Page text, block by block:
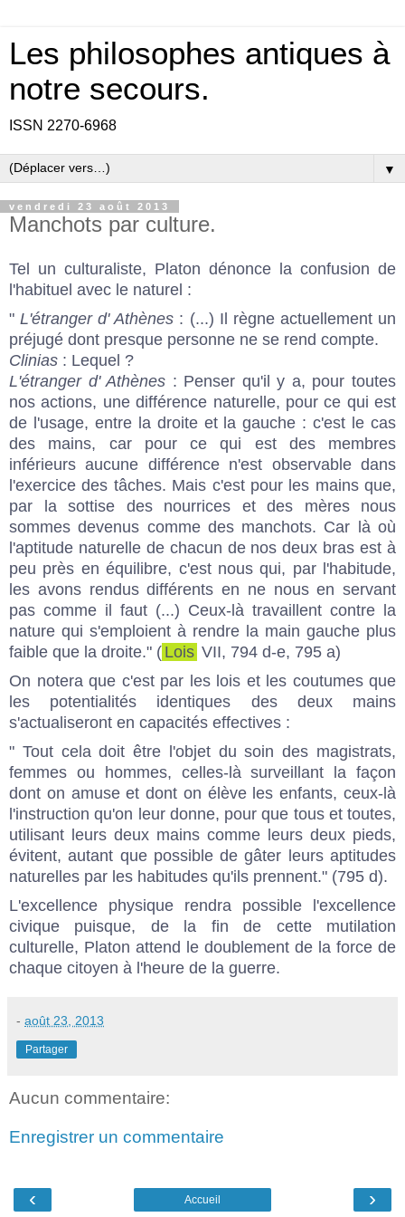
Les philosophes antiques à
notre secours.
ISSN 2270-6968
▼
vendredi 23 août 2013
Manchots par culture.
Tel un culturaliste, Platon dénonce la confusion de
l'habituel avec le naturel :
"L'étranger d' Athènes : (...) Il règne actuellement un
préjugé dont presque personne ne se rend compte.
Clinias : Lequel ?
L'étranger d' Athènes : Penser qu'il y a, pour toutes
nos actions, une différence naturelle, pour ce qui est
de l'usage, entre la droite et la gauche : c'est le cas
des mains, car pour ce qui est des membres
inférieurs aucune différence n'est observable dans
l'exercice des tâches. Mais c'est pour les mains que,
par la sottise des nourrices et des mères nous
sommes devenus comme des manchots. Car là où
l'aptitude naturelle de chacun de nos deux bras est à
peu près en équilibre, c'est nous qui, par l'habitude,
les avons rendus différents en ne nous en servant
pas comme il faut (...) Ceux-là travaillent contre la
nature qui s'emploient à rendre la main gauche plus
faible que la droite." ( Lois VII, 794 d-e, 795 a)
On notera que c'est par les lois et les coutumes que
les potentialités identiques des deux mains
s'actualiseront en capacités effectives :
" Tout cela doit être l'objet du soin des magistrats,
femmes ou hommes, celles-là surveillant la façon
dont on amuse et dont on élève les enfants, ceux-là
l'instruction qu'on leur donne, pour que tous et toutes,
utilisant leurs deux mains comme leurs deux pieds,
évitent, autant que possible de gâter leurs aptitudes
naturelles par les habitudes qu'ils prennent." (795 d).
L'excellence physique rendra possible l'excellence
civique puisque, de la fin de cette mutilation
culturelle, Platon attend le doublement de la force de
chaque citoyen à l'heure de la guerre.
- août 23, 2013
Partager
Aucun commentaire:
Enregistrer un commentaire
‹ ›
Accueil